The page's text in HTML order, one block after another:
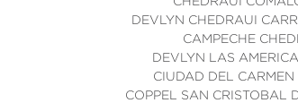
DEVLYN CHEDRAUI
CAMPECHE
DEVLYN LAS
CIUDAD DEL
COPPEL SAN CRISTOBAL